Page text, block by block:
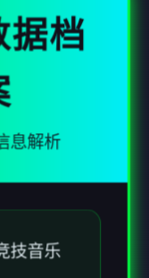
息解析
技音乐